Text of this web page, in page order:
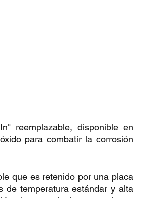
reemplazable, disponible en
para combatir la corrosión
que es retenido por una placa
de temperatura estándar y alta